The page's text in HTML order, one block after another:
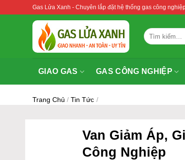
Gas Lửa Xanh - Chuyên lắp đặt hệ thống gas công
Tìm
kiếm:
GIAO GAS GAS CÔNG NGHIỆP
Trang Chủ / Tin Tức /
Van Giảm Áp,
Công Nghiệp